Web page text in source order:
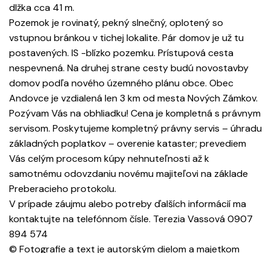
dlžka cca 41 m.
Pozemok je rovinatý, pekný slnečný, oplotený so
vstupnou bránkou v tichej lokalite. Pár domov je už tu
postavených. IS -blízko pozemku. Prístupová cesta
nespevnená. Na druhej strane cesty budú novostavby
domov podľa nového územného plánu obce. Obec
Andovce je vzdialená len 3 km od mesta Nových Zámkov.
Pozývam Vás na obhliadku! Cena je kompletná s právnym
servisom. Poskytujeme kompletný právny servis – úhradu
základných poplatkov – overenie kataster; prevediem
Vás celým procesom kúpy nehnuteľnosti až k
samotnému odovzdaniu novému majiteľovi na základe
Preberacieho protokolu.
V prípade záujmu alebo potreby ďalších informácií ma
kontaktujte na telefónnom čísle. Terezia Vassová 0907
894 574
© Fotografie a text je autorským dielom a majetkom